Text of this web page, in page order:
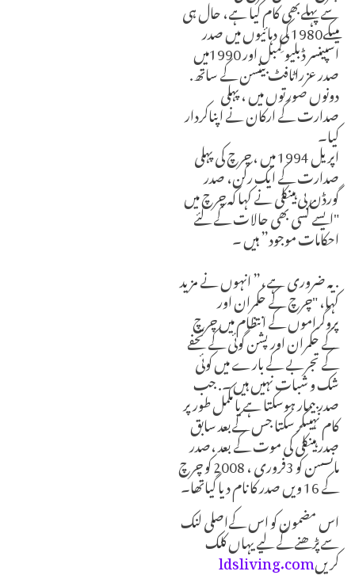
سے پہلےبھی کام کیا ہے، حال ہی
میںکے1980 کی دہائیوں میں صدر
اسپینسر ڈبلیو کِمبل اور 1990میں
صدر عزراٹافٹ بینسن کے ساتھ.
دونوں صورتوں میں ، پہلی
صدارت کے ارکان نے اپناکردار
کیا۔
اپریل 1994 میں ، چرچ کی پہلی
صدارت کے ایک رکن، صدر
گورڈن بی ہینکلی نے کہا کہ چرچ میں
"ایسے کسی بھی حالات کے لئے
احکامات موجود” ہیں ۔
. یہ ضروری ہے،” انہوں نے مزید
کہا، "چرچ کے حکمران اور
پروگراموں کے انتظام میں چرچ
کے حکمران اور پشن گوئی کے تحفے
کے تجربے کے بارے میں کوئی
شک و شبات نہیں ہیں ۔. جب
صدر بیمار ہوسکتا ہے یا مکمل طور پر
کام نہیںکر سکتا جس کےبعد سابق
صدر ہینکلی کی موت کے بعد ،صدر
مانسسن کو 3فروری ، 2008 کو چرچ
کے 16 ویں صدر کا نام دیا گیاتھا۔
اس مضمون کو اس کےاصلی لنک
سےپڑھنےکے لیے یہاں کلک
کریںldsliving.com